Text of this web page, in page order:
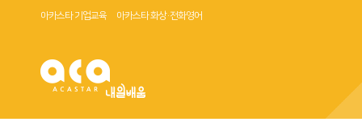
아카스타 기업교육 아카스타 화상·전화영어